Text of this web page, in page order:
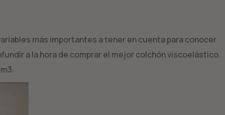
más importantes a tener en cuenta para conocer
a la hora de comprar el mejor colchón viscoelástico.